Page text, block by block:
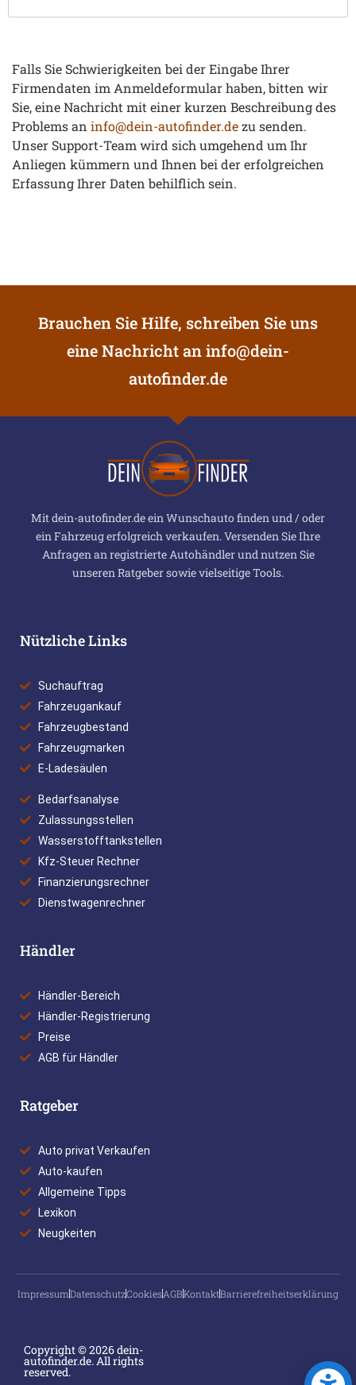
Falls Sie Schwierigkeiten bei der Eingabe Ihrer
Firmendaten im Anmeldeformular haben, bitten wir
Sie, eine Nachricht mit einer kurzen Beschreibung des
Problems an info@dein-autofinder.dezu senden.
Unser Support-Team wird sich umgehend um Ihr
Anliegen kümmern und Ihnen bei der erfolgreichen
Erfassung Ihrer Daten behilflich sein.
Brauchen Sie Hilfe, schreiben Sie uns
eine Nachricht aninfo@dein-
autofinder.de
Mit dein-autofinder.de ein Wunschauto finden und / oder
ein Fahrzeug erfolgreich verkaufen. Versenden Sie Ihre
Anfragen an registrierte Autohändler und nutzen Sie
unseren Ratgeber sowie vielseitige Tools.
Nützliche Links
Suchauftrag
Fahrzeugankauf
Fahrzeugbestand
Fahrzeugmarken
E-Ladesäulen
Bedarfsanalyse
Zulassungsstellen
Wasserstofftankstellen
Kfz-Steuer Rechner
Finanzierungsrechner
Dienstwagenrechner
Händler
Händler-Bereich
Händler-Registrierung
Preise
AGB für Händler
Ratgeber
Auto privat Verkaufen
Auto-kaufen
Allgemeine Tipps
Lexikon
Neugkeiten
ImpressumDatenschutzCookiesAGBKontaktBarrierefreiheitserklärung
Copyright © 2026 dein-
autofinder.de. All rights
reserved.